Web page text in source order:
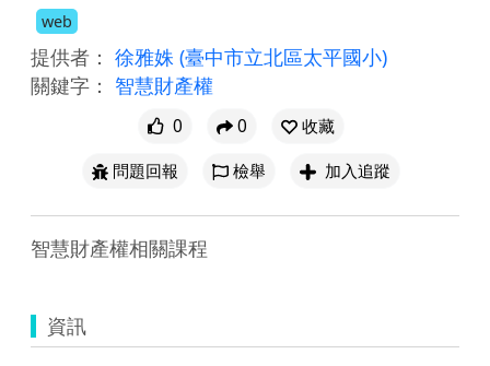
web
提供者： 徐雅姝 (臺中市立北區太平國小)
關鍵字： 智慧財產權
0 0
收藏
問題回報
檢舉 加入追蹤
智慧財產權相關課程
資訊